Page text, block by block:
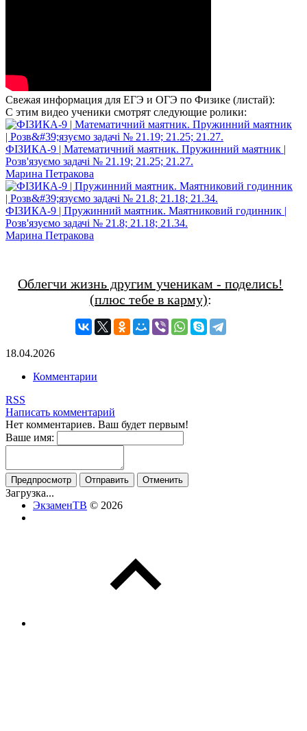
Свежая информация для ЕГЭ и ОГЭ по Физике (листай):
С этим видео ученики смотрят следующие ролики:
ФІЗИКА-9 | Математичний маятник. Пружинний маятник |
Розв'язуємо задачі № 21.19; 21.25; 21.27.
Марина Петракова
ФІЗИКА-9 | Пружинний маятник. Маятниковий годинник |
Розв'язуємо задачі № 21.8; 21.18; 21.34.
Марина Петракова
Облегчи жизнь другим ученикам - поделись!
(плюс тебе в карму):
18.04.2026
Комментарии
RSS
Написать комментарий
Нет комментариев. Ваш будет первым!
Ваше имя:
Загрузка...
ЭкзаменТВ © 2026